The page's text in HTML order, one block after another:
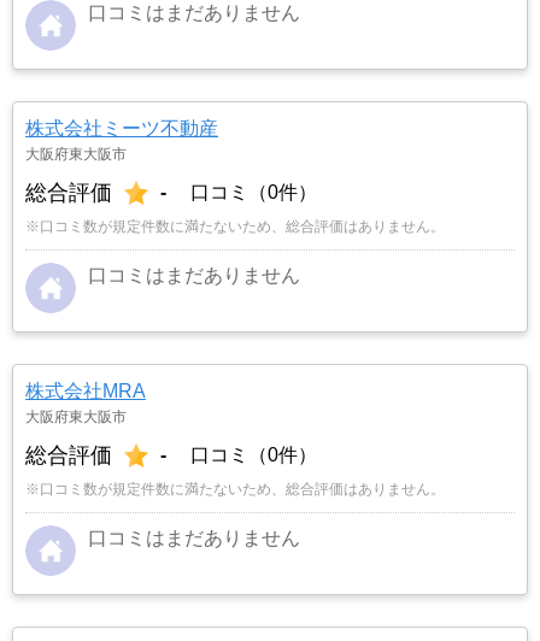
口コミはまだありません
株式会社ミーツ不動産
大阪府東大阪市
総合評価 - 口コミ（0件）
※口コミ数が規定件数に満たないため、総合評価はありません。
口コミはまだありません
株式会社MRA
大阪府東大阪市
総合評価 - 口コミ（0件）
※口コミ数が規定件数に満たないため、総合評価はありません。
口コミはまだありません